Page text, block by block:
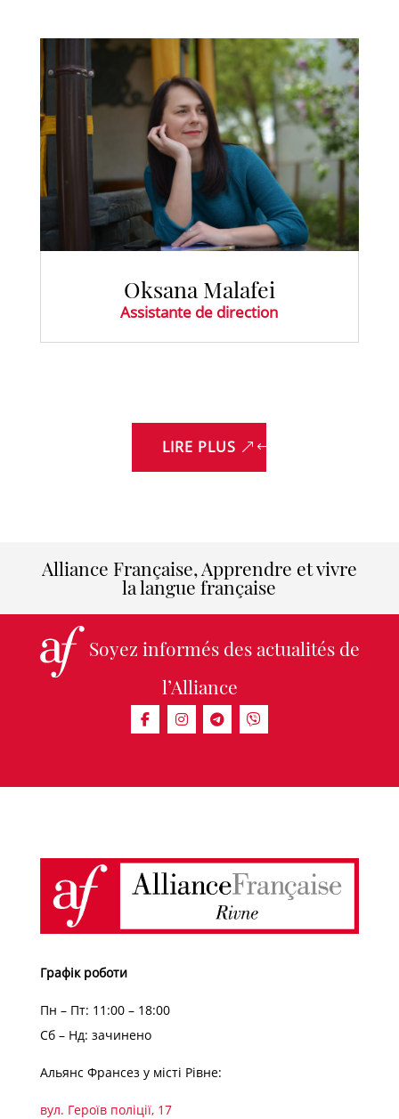
Oksana Malafei
Assistante de direction
LIRE PLUS
Alliance Française, Apprendre et vivre
la langue française
Soyez informés des actualités de
l’Alliance
Графік роботи
Пн – Пт: 11:00 – 18:00
Сб – Нд: зачинено
Альянс Франсез у місті Рівне:
вул. Героїв поліції, 17